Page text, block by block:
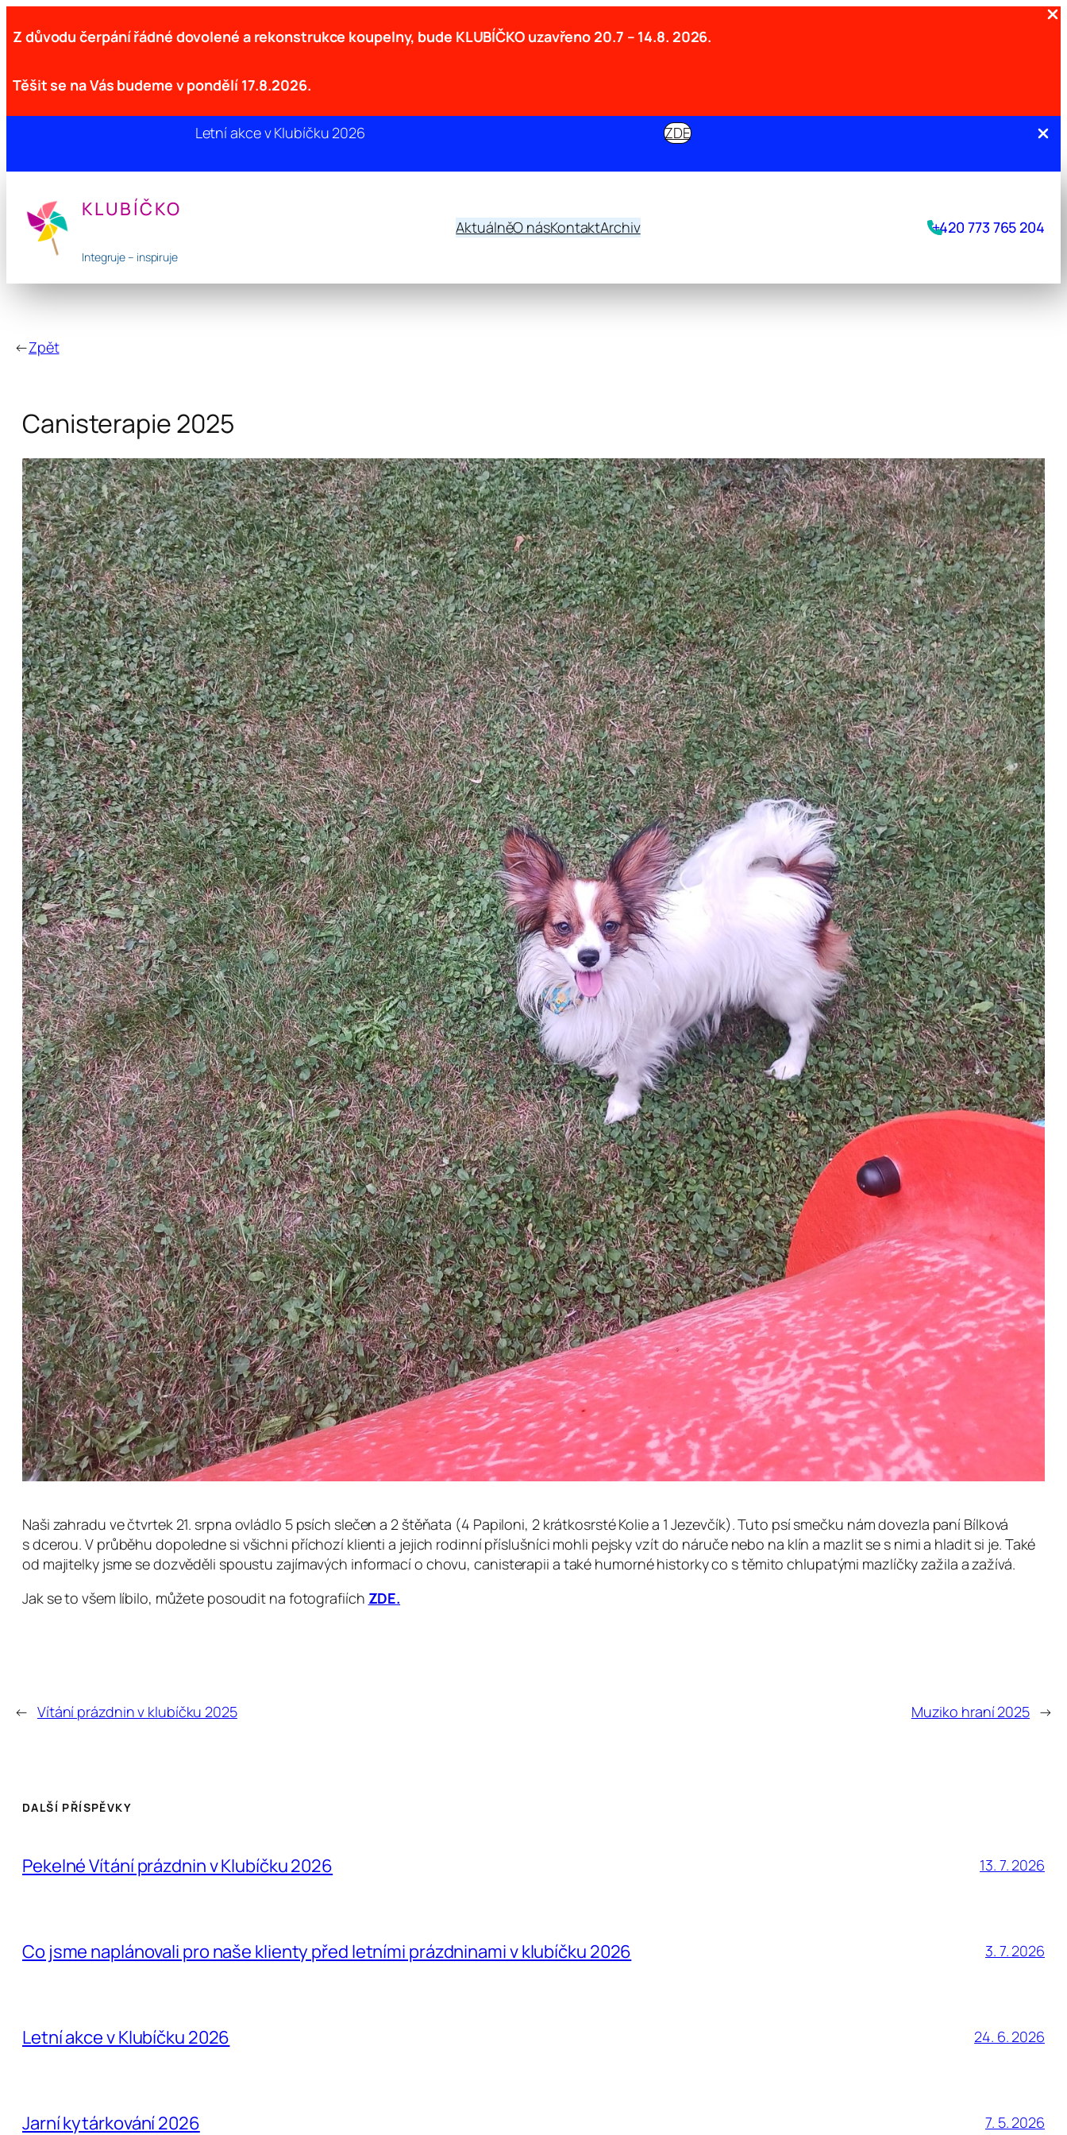
Z důvodu čerpání řádné dovolené a rekonstrukce koupelny, bude KLUBÍČKO uzavřeno 20.7 – 14.8. 2026.
Těšit se na Vás budeme v pondělí 17.8.2026.
Letní akce v Klubíčku 2026 ZDE
obsah
KLUBÍČKO
Integruje – inspiruje
AktuálněO násKontaktArchiv +420 773 765 204
←Zpět
Canisterapie 2025
Naši zahradu ve čtvrtek 21. srpna ovládlo 5 psích slečen a 2 štěňata (4 Papiloni, 2 krátkosrsté Kolie a 1 Jezevčík). Tuto psí smečku nám dovezla paní Bílková
s dcerou. V průběhu dopoledne si všichni příchozí klienti a jejich rodinní příslušníci mohli pejsky vzít do náruče nebo na klín a mazlit se s nimi a hladit si je. Také
od majitelky jsme se dozvěděli spoustu zajímavých informací o chovu, canisterapii a také humorné historky co s těmito chlupatými mazlíčky zažila a zažívá.
Jak se to všem líbilo, můžete posoudit na fotografiích ZDE.
← Vítání prázdnin v klubíčku 2025 Muziko hraní 2025 →
DALŠÍ PŘÍSPĚVKY
Pekelné Vítání prázdnin v Klubíčku 2026 13. 7. 2026
Co jsme naplánovali pro naše klienty před letními prázdninami v klubíčku 2026 3. 7. 2026
Letní akce v Klubíčku 2026 24. 6. 2026
Jarní kytárkování 2026 7. 5. 2026